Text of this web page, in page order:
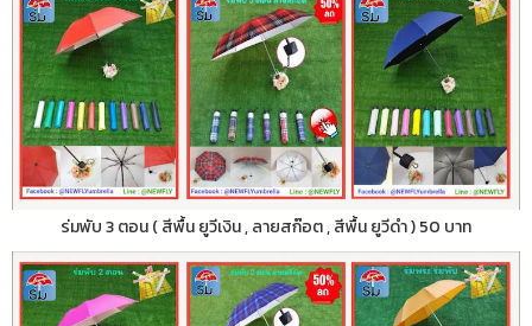
ร่มพับ 3 ตอน ( สีพื้น ยูวีเงิน , ลายสก๊อต , สีพื้น ยูวีดำ ) 50 บาท